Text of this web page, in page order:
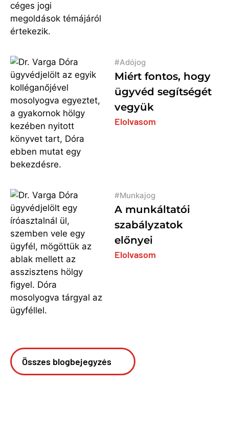
Adójog
Miért fontos, hogy
ügyvéd segítségét
vegyük
Elolvasom
Munkajog
A munkáltatói
szabályzatok
előnyei
Elolvasom
Összes blogbejegyzés